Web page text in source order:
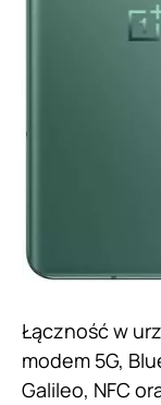
Łączność w
modem 5G,
Galileo, NFC